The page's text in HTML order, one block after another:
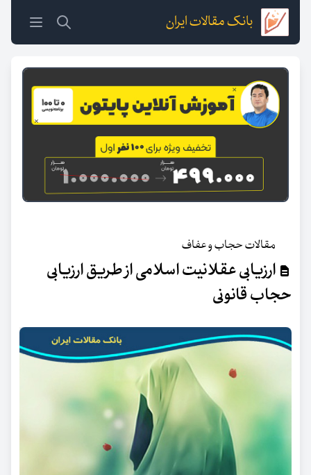
بانک مقالات ایران
مقالات حجاب و عفاف
ارزیابی عقلانیت اسلامی از طریق ارزیابی
حجاب قانونی